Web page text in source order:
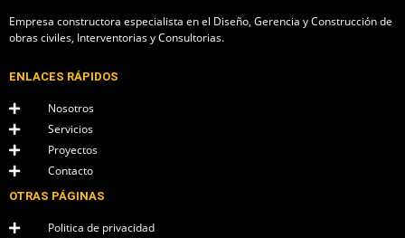
Empresa constructora especialista en el Diseño, Gerencia y Construcción de
obras civiles, Interventorias y Consultorias.
ENLACES RÁPIDOS
Nosotros
Servicios
Proyectos
Contacto
OTRAS PÁGINAS
Politica de privacidad